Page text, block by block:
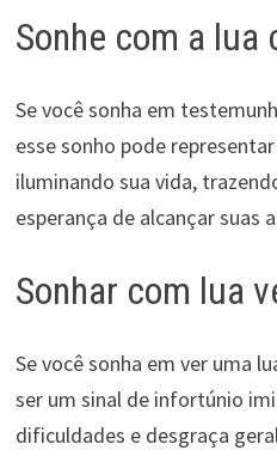
Sonhe com a lua
Se você sonha em
esse sonho pode
iluminando sua vida,
esperança de alcançar suas
Sonhar com lua
Se você sonha em ver uma
ser um sinal de infortúnio
dificuldades e desgraça